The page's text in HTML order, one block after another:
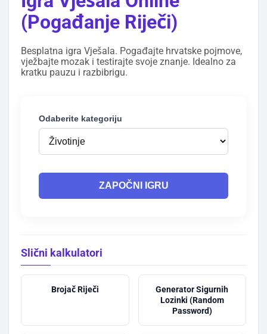
(Pogađanje Riječi)
Besplatna igra Vješala. Pogađajte hrvatske pojmove,
vježbajte mozak i testirajte svoje znanje. Idealno za
kratku pauzu i razbibrigu.
Odaberite kategoriju
ZAPOČNI IGRU
Slični kalkulatori
Brojač Riječi
Generator Sigurnih
Lozinki (Random
Password)